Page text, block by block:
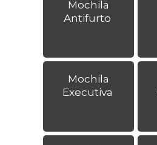
Mochila
Antifurto
Mochila
Executiva